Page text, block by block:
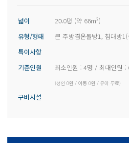
넓이
20.0평 (약 66m²)
유형/형태
큰 주방겸온돌방1, 침대방
특이사항
기준인원
최소인원 : 4명 / 최대인원 :
(성인 0원 / 아동 0원 / 유아 무료)
구비시설